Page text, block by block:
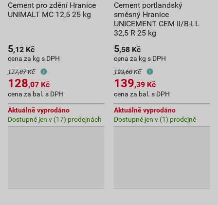
Cement pro zdění Hranice
UNIMALT MC 12,5 25 kg
5,12 Kč
cena za kg s DPH
177,87 Kč
128,07 Kč
cena za bal. s DPH
Aktuálně vyprodáno
Dostupné jen v (17) prodejnách
Cement portlandský
směsný Hranice
UNICEMENT CEM II/B-LL
32,5 R 25 kg
5,58 Kč
cena za kg s DPH
193,60 Kč
139,39 Kč
cena za bal. s DPH
Aktuálně vyprodáno
Dostupné jen v (1) prodejně